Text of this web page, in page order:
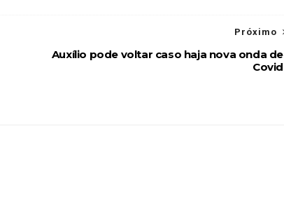
Próximo
Auxílio pode voltar caso haja nova onda de
Covid